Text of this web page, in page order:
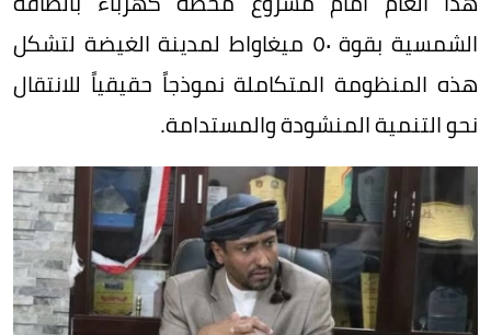
الشمسية بقوة ٥٠ ميغاواط لمدينة الغيضة لتشكل
هذه المنظومة المتكاملة نموذجاً حقيقياً للانتقال
نحو التنمية المنشودة والمستدامة.